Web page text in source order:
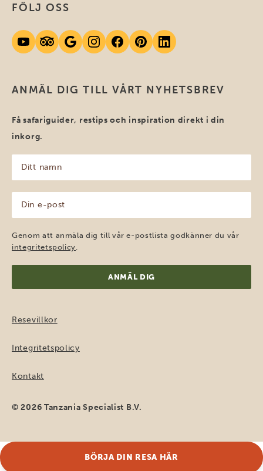
ANMÄL DIG TILL VÅRT NYHETSBREV
Få safariguider, restips och inspiration direkt i din
inkorg.
namn
(Obligatoriskt)
post
(Obligatoriskt)
Genom att anmäla dig till vår e-postlista godkänner du vår
integritetspolicy
FÖLJ OSS
Resevillkor
Integritetspolicy
Kontakt
© 2026 Tanzania Specialist B.V.
BÖRJA DIN RESA HÄR